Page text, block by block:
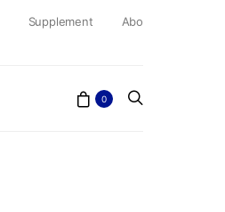
Supplement Abo
0